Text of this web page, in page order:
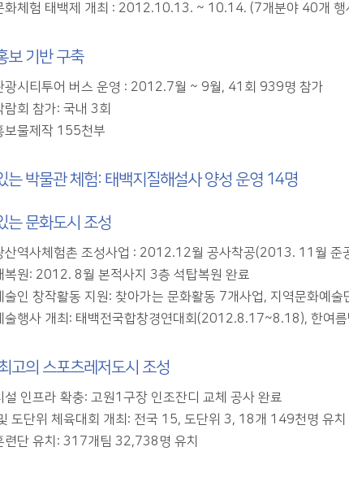
화체험 태백제 개최 : 2012.10.13. ~ 10.14. (7개분야 40개 행
보 기반 구축
광시티투어 버스 운영 : 2012.7월 ~ 9월, 41회 939명 참가
람회 참가: 국내 3회
보물제작 155천부
는 박물관 체험: 태백지질해설사 양성 운영 14명
는 문화도시 조성
산역사체험촌 조성사업 : 2012.12월 공사착공(2013. 11월 준
복원: 2012. 8월 본적사지 3층 석탑복원 완료
술인 창작활동 지원: 찾아가는 문화활동 7개사업, 지역문화예술
술행사 개최: 태백전국합창경연대회(2012.8.17~8.18), 한여
고의 스포츠레저도시 조성
설 인프라 확충: 고원1구장 인조잔디 교체 공사 완료
도단위 체육대회 개최: 전국 15, 도단위 3, 18개 149천명 유치
련단 유치: 317개팀 32,738명 유치